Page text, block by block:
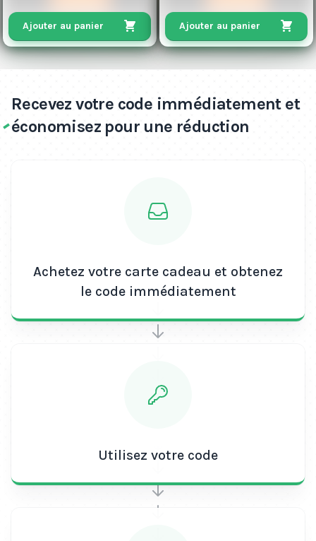
Ajouter au panier Ajouter au panier
Recevez votre code immédiatement et
économisez pour une réduction
Achetez votre carte cadeau et obtenez
le code immédiatement
Utilisez votre code